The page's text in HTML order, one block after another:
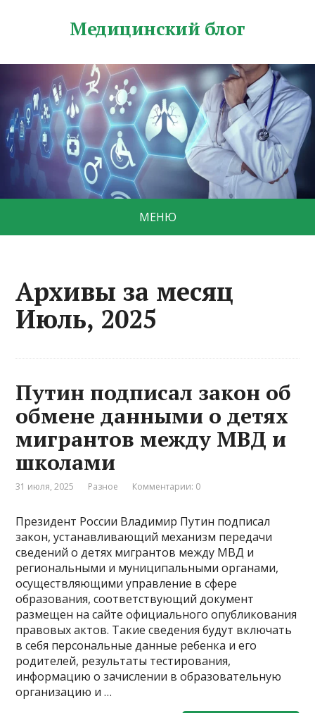
Медицинский блог
МЕНЮ
Архивы за месяц
Июль, 2025
Путин подписал закон об
обмене данными о детях
мигрантов между МВД и
школами
31 июля, 2025 Разное Комментарии: 0
Президент России Владимир Путин подписал
закон, устанавливающий механизм передачи
сведений о детях мигрантов между МВД и
региональными и муниципальными органами,
осуществляющими управление в сфере
образования, соответствующий документ
размещен на сайте официального опубликования
правовых актов. Такие сведения будут включать
в себя персональные данные ребенка и его
родителей, результаты тестирования,
информацию о зачислении в образовательную
организацию и …